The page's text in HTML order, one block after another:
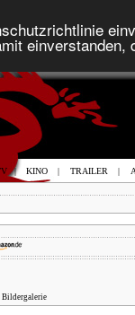
einverstanden,
| KINO | TRAILER |
Bildergalerie